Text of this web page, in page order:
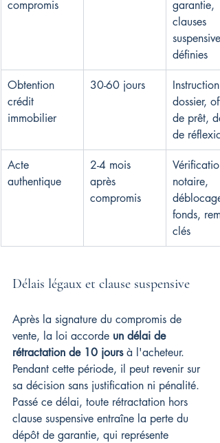
compromis
garantie,
clauses
définies
Obtention
crédit
immobilier
30-60 jours
Instruction
dossier,
de prêt,
de réflexion
Acte
authentique
2-4 mois
après
compromis
notaire,
déblocage
fonds,
clés
Délais légaux et clause suspensive
Après la signature du compromis de
vente, la loi accorde un délai de
rétractation de 10 jours à l'acheteur.
Pendant cette période, il peut revenir sur
sa décision sans justification ni pénalité.
Passé ce délai, toute rétractation hors
clause suspensive entraîne la perte du
dépôt de garantie, qui représente